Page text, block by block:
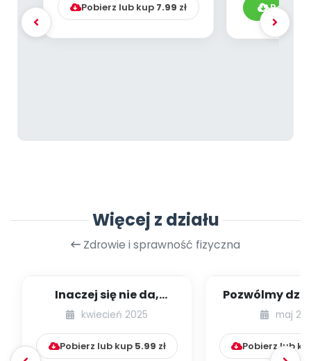
Pobierz lub kup 7.99 zł Pobierz
Więcej z działu
Zdrowie i sprawność fizyczna
Inaczej się nie da,
dziecko to torpeda! –
kwiecień 2025
Pobierz lub kup 5.99 zł
Pozwólmy
maj
Pobierz lub